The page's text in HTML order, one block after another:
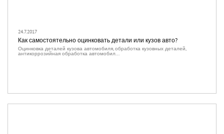
24.7.2017
Как самостоятельно оцинковать детали или кузов авто?
Оцинковка деталей кузова автомобиля, обработка кузовных деталей,
антикоррозийная обработка автомобил...